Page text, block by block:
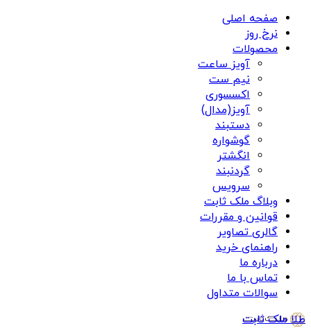
صفحه اصلی
نرخ روز
محصولات
آویز ساعت
نیم ست
اکسسوری
آویز(مدال)
دستبند
گوشواره
انگشتر
گردنبند
سرویس
وبلاگ ملک ثابت
قوانین و مقررات
گالری تصاویر
راهنمای خرید
درباره ما
تماس با ما
سوالات متداول
طلا ملک ثابت